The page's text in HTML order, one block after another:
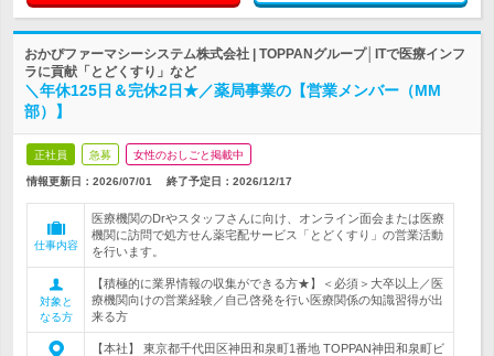
おかぴファーマシーシステム株式会社 | TOPPANグループ│ITで医療インフ
ラに貢献「とどくすり」など
＼年休125日＆完休2日★／薬局事業の【営業メンバー（MM
部）】
正社員 急募 女性のおしごと掲載中
情報更新日：2026/07/01 終了予定日： 2026/12/17
仕事内容
医療機関のDrやスタッフさんに向け、オンライン面会または医療
機関に訪問で処方せん薬宅配サービス「とどくすり」の営業活動
を行います。
対象と
なる方
【積極的に業界情報の収集ができる方★】＜必須＞大卒以上／医
療機関向けの営業経験／自己啓発を行い医療関係の知識習得が出
来る方
【本社】 東京都千代田区神田和泉町1番地 TOPPAN神田和泉町ビ